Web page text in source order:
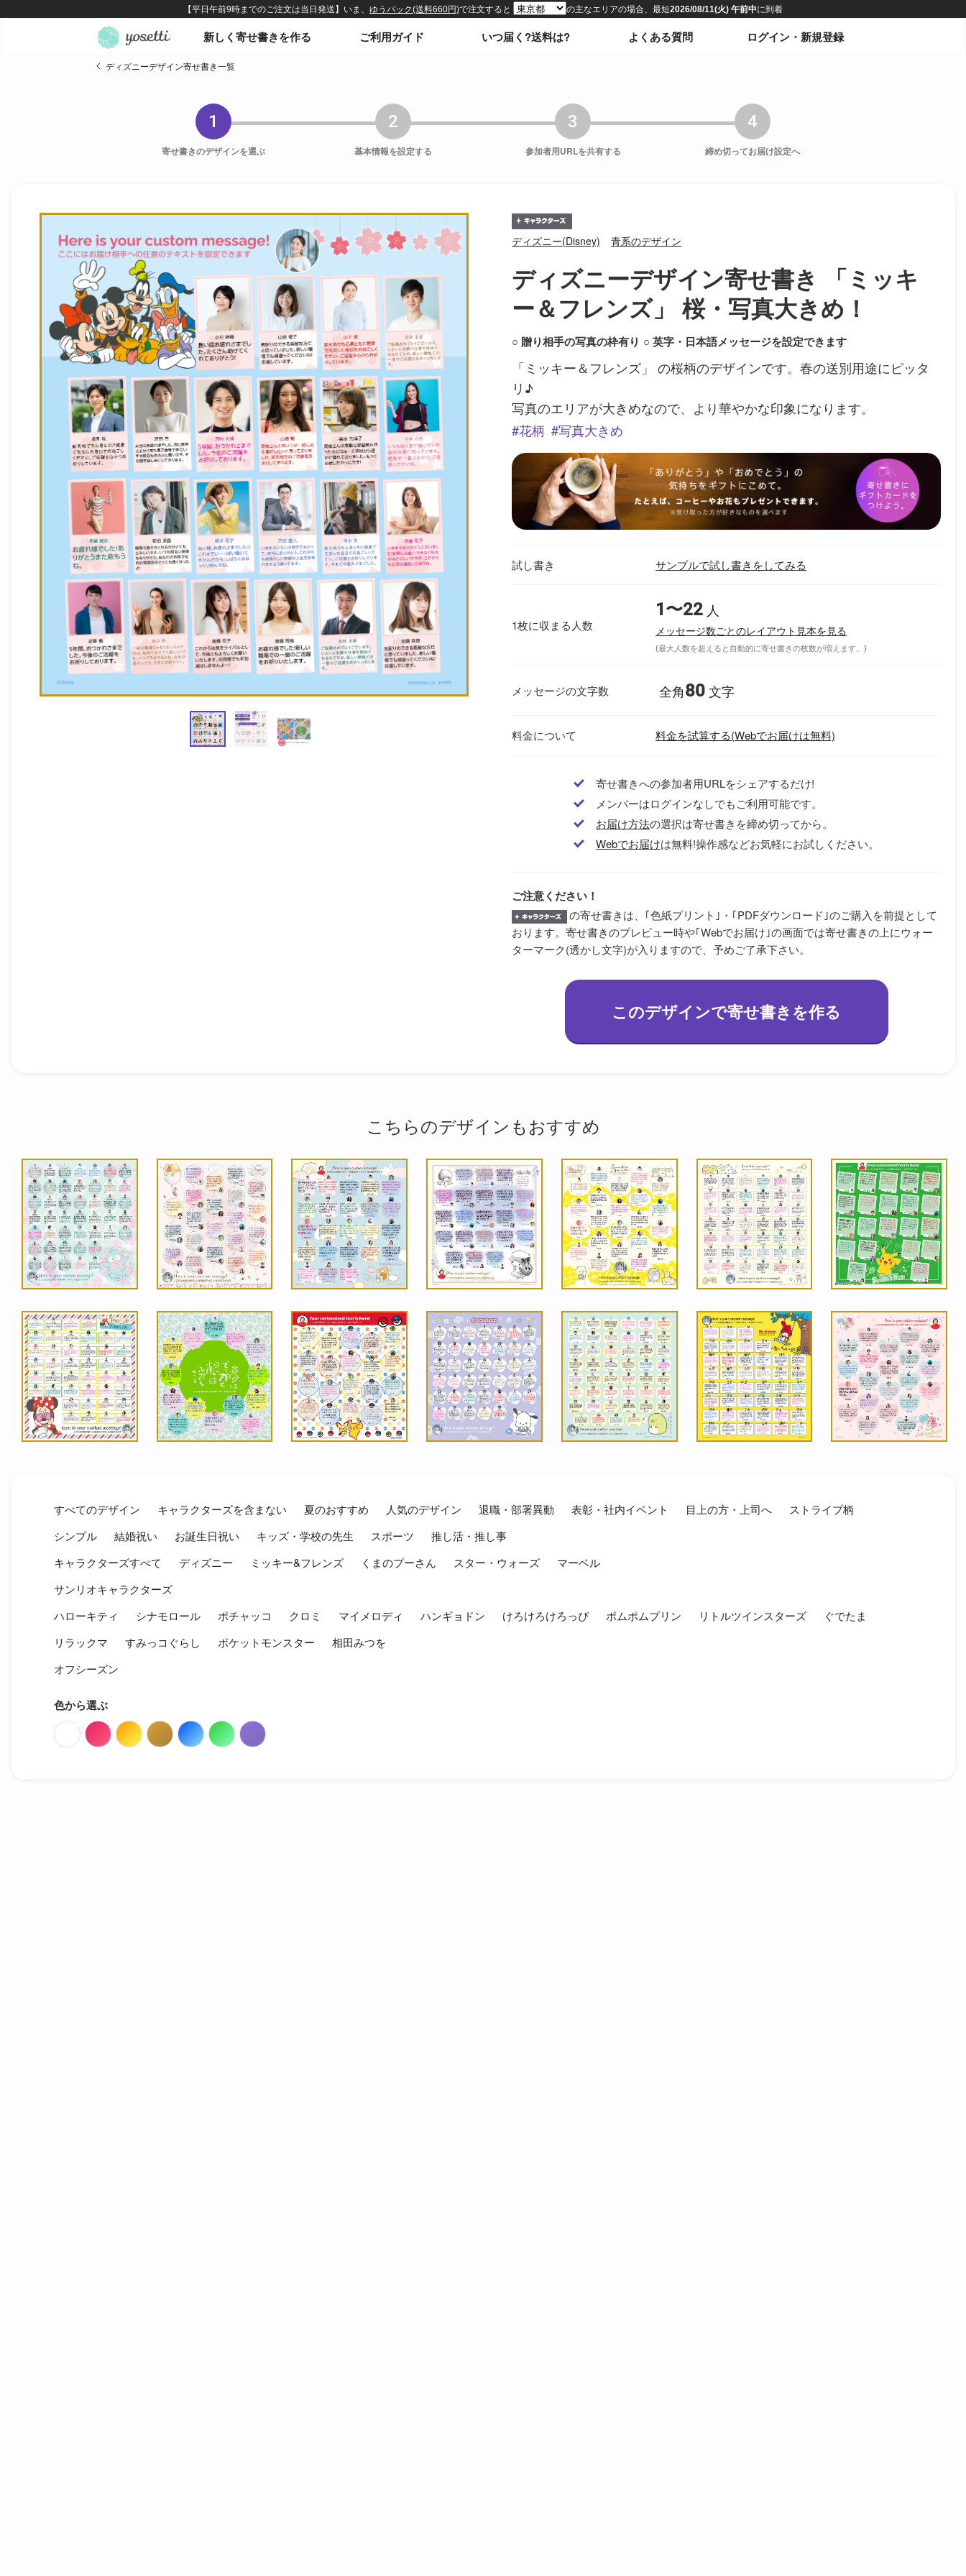
新しく寄せ書きを作る ご利用ガイド いつ届く?送料は? よくある質問 ログイン・新規登録
ディズニーデザイン寄せ書き一覧
1
寄せ書きのデザインを選ぶ
2
基本情報を設定する
3
参加者用URLを共有する
4
締め切ってお届け設定へ
ディズニー(Disney) 青系のデザイン
ディズニーデザイン寄せ書き 「ミッキ
ー＆フレンズ」 桜・写真大きめ！
○ 贈り相手の写真の枠有り ○ 英字・日本語メッセージを設定できます
「ミッキー＆フレンズ」 の桜柄のデザインです。春の送別用途にピッタ
リ♪
写真のエリアが大きめなので、より華やかな印象になります。
花柄
写真大きめ
試し書き サンプルで試し書きをしてみる
1枚に収まる人数
1〜22 人
メッセージ数ごとのレイアウト見本を見る
(最大人数を超えると自動的に寄せ書きの枚数が増えます。)
メッセージの文字数 全角80 文字
料金について 料金を試算する(Webでお届けは無料)
寄せ書きへの参加者用URLをシェアするだけ!
メンバーはログインなしでもご利用可能です。
お届け方法の選択は寄せ書きを締め切ってから。
Webでお届けは無料!操作感などお気軽にお試しください。
ご注意ください！
の寄せ書きは、｢色紙プリント｣・｢PDFダウンロード｣のご購入を前提として
おります。寄せ書きのプレビュー時や｢Webでお届け｣の画面では寄せ書きの上にウォー
ターマーク(透かし文字)が入りますので、予めご了承下さい。
こちらのデザインもおすすめ
すべてのデザイン キャラクターズを含まない 夏のおすすめ 人気のデザイン 退職・部署異動 表彰・社内イベント 目上の方・上司へ
ストライプ柄
シンプル
結婚祝い お誕生日祝い キッズ・学校の先生 スポーツ
推し活・推し事
キャラクターズすべて
ディズニー ミッキー&フレンズ くまのプーさん スター・ウォーズ
マーベル
サンリオキャラクターズ
ハローキティ
シナモロール ポチャッコ クロミ マイメロディ ハンギョドン けろけろけろっぴ ポムポムプリン リトルツインスターズ
ぐでたま
リラックマ
すみっコぐらし ポケットモンスター
相田みつを
オフシーズン
色から選ぶ